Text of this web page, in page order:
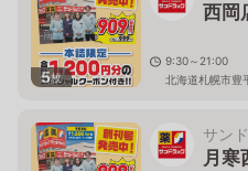
5枚
西岡
9:30～21:00
北海道札幌市豊
サン
月寒